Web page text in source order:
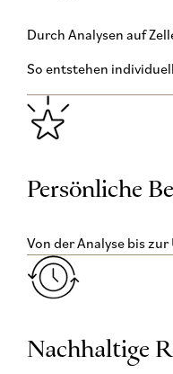
Durch Analysen auf
So entstehen
Persönliche
Von der Analyse bis
Nachhaltige